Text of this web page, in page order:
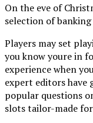
On the eve of
selection of
Players may set
you know youre in
experience when
expert editors have
popular questions
slots tailor-made